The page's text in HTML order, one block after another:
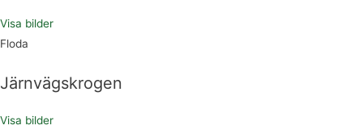
Visa bilder
Floda
Järnvägskrogen
Visa bilder